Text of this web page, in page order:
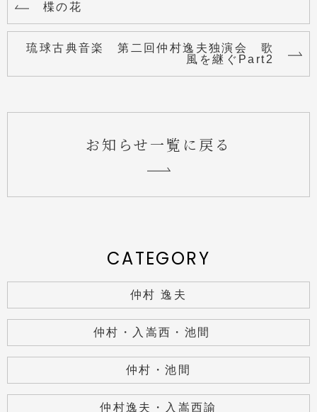
楪の花
琉球古典音楽 第二回仲村逸夫独演会 歌
風を継ぐPart2
お知らせ一覧に戻る
CATEGORY
仲村 逸夫
仲村・入嵩西・池間
仲村・池間
仲村逸夫・入嵩西諭